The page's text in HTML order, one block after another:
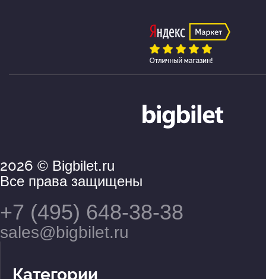
2026 © Bigbilet.ru
Все права защищены
+7 (495) 648-38-38
sales@bigbilet.ru
Категории